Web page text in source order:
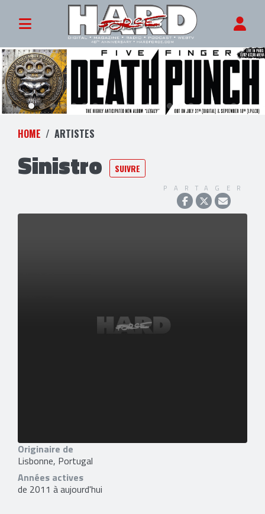
HOME ARTISTES
Sinistro SUIVRE
PARTAGER
Originaire de
Lisbonne, Portugal
Années actives
de 2011 à aujourd'hui